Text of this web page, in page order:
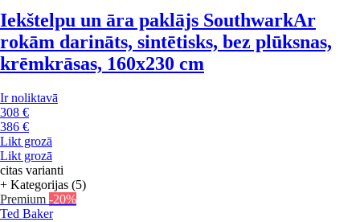
Iekštelpu un āra paklājs SouthwarkAr
rokām darināts, sintētisks, bez plūksnas,
krēmkrāsas, 160x230 cm
Ir noliktavā
308 €
386 €
Likt grozā
Likt grozā
citas varianti
+ Kategorijas (5)
Premium -20%
Ted Baker